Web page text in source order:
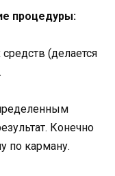
процедуры:
(делается
Конечно
по карману.